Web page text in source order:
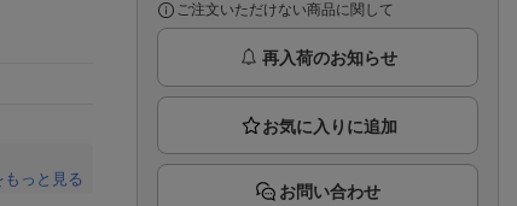
っと見る
ご注文いただけない商品に関して
再入荷のお知らせ
お問い合わせ